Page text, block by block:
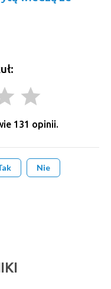
grade
131 opinii.
Nie